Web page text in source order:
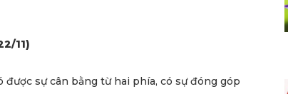
11)
được sự cân bằng từ hai phía, có sự đóng góp